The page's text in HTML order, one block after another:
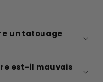
un tatouage
est-il mauvais